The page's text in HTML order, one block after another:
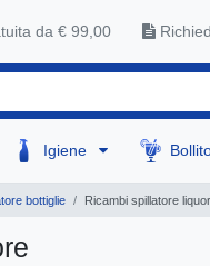
da € 99,00
Igiene
bottiglie Ricambi spillatore